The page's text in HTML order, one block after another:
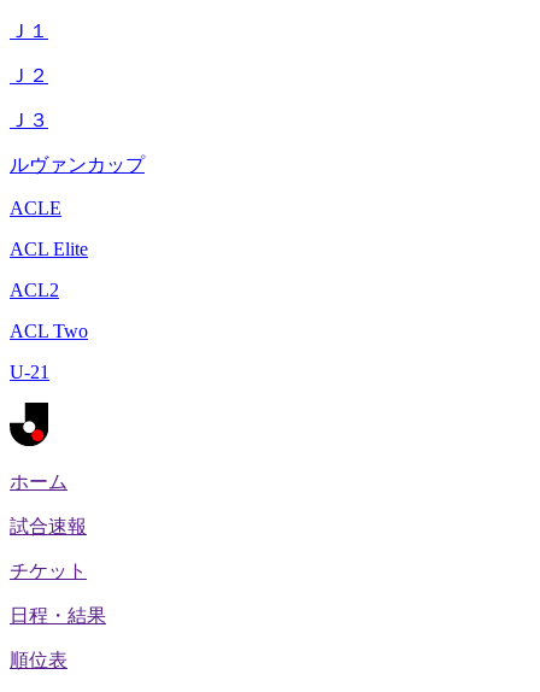
Ｊ１
Ｊ２
Ｊ３
ルヴァンカップ
ACLE
ACL Elite
ACL2
ACL Two
U-21
ホーム
試合速報
チケット
日程・結果
順位表